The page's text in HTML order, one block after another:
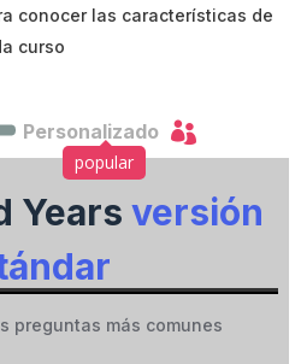
conocer las características de
curso
popular

Personalizado
Years versión
preguntas más comunes